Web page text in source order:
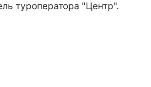
туроператора "Центр".